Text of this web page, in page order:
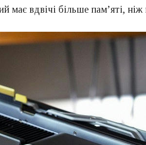
має вдвічі більше пам’яті,